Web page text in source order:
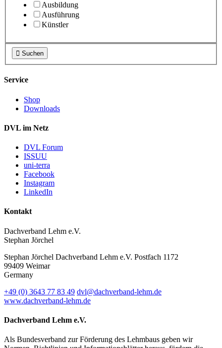
Ausbildung
Ausführung
Künstler
 Suchen
Service
Shop
Downloads
DVL im Netz
DVL Forum
ISSUU
uni-terra
Facebook
Instagram
LinkedIn
Kontakt
Dachverband Lehm e.V.
Stephan Jörchel
Stephan Jörchel Dachverband Lehm e.V. Postfach 1172
99409 Weimar
Germany
+49 (0) 3643 77 83 49 dvl@dachverband-lehm.de
www.dachverband-lehm.de
Dachverband Lehm e.V.
Als Bundesverband zur Förderung des Lehmbaus geben wir